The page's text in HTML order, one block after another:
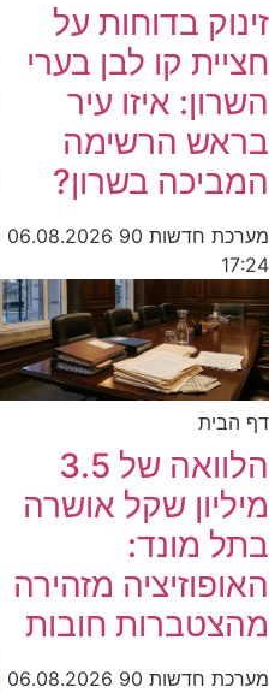
זינוק בדוחות על
חציית קו לבן בערי
השרון: איזו עיר
בראש הרשימה
המביכה בשרון?
מערכת חדשות 90
06.08.2026
17:24
דף הבית
הלוואה של 3.5
מיליון שקל אושרה
בתל מונד:
האופוזיציה מזהירה
מהצטברות חובות
מערכת חדשות 90
06.08.2026